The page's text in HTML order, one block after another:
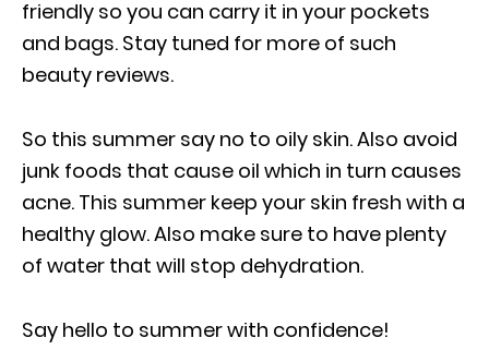
friendly so you can carry it in your pockets
and bags. Stay tuned for more of such
beauty reviews.
So this summer say no to oily skin. Also avoid
junk foods that cause oil which in turn causes
acne. This summer keep your skin fresh with a
healthy glow. Also make sure to have plenty
of water that will stop dehydration.
Say hello to summer with confidence!